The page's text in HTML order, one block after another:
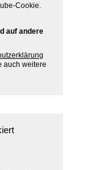
Cookie.
auf andere
auch weitere